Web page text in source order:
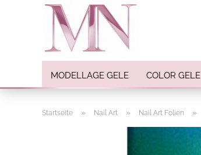
MODELLAGE GELE COLOR GELE
Startseite » Nail Art » Nail Art Folien »